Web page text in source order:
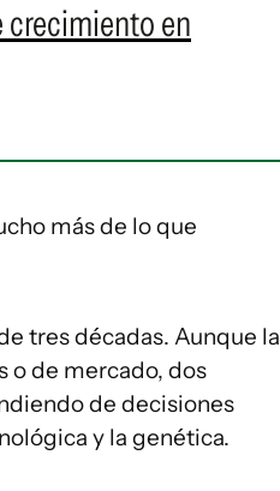
crecimiento en
más de lo que
tres décadas. Aunque la
o de mercado, dos
de decisiones
y la genética.